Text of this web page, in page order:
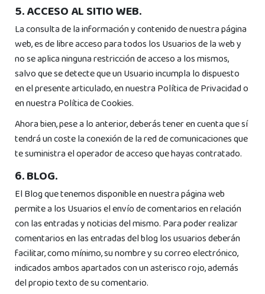
5. ACCESO AL SITIO WEB.
La consulta de la información y contenido de nuestra página
web, es de libre acceso para todos los Usuarios de la web y
no se aplica ninguna restricción de acceso a los mismos,
salvo que se detecte que un Usuario incumpla lo dispuesto
en el presente articulado, en nuestra Política de Privacidad o
en nuestra Política de Cookies.
Ahora bien, pese a lo anterior, deberás tener en cuenta que sí
tendrá un coste la conexión de la red de comunicaciones que
te suministra el operador de acceso que hayas contratado.
6. BLOG.
El Blog que tenemos disponible en nuestra página web
permite a los Usuarios el envío de comentarios en relación
con las entradas y noticias del mismo. Para poder realizar
comentarios en las entradas del blog los usuarios deberán
facilitar, como mínimo, su nombre y su correo electrónico,
indicados ambos apartados con un asterisco rojo, además
del propio texto de su comentario.